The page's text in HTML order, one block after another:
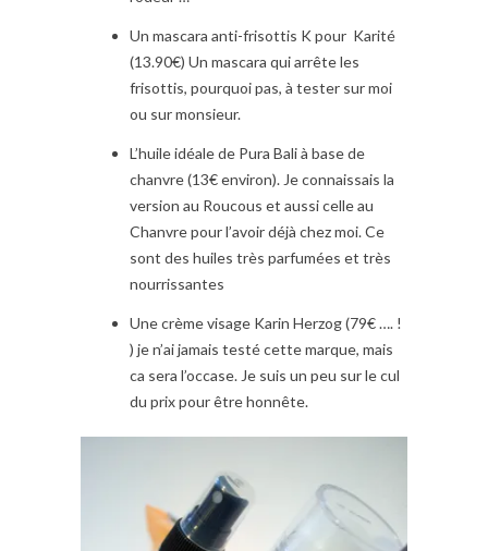
Un mascara anti-frisottis K pour Karité
(13.90€) Un mascara qui arrête les
frisottis, pourquoi pas, à tester sur moi
ou sur monsieur.
L’huile idéale de Pura Bali à base de
chanvre (13€ environ). Je connaissais la
version au Roucous et aussi celle au
Chanvre pour l’avoir déjà chez moi. Ce
sont des huiles très parfumées et très
nourrissantes
Une crème visage Karin Herzog (79€ …. !
) je n’ai jamais testé cette marque, mais
ca sera l’occase. Je suis un peu sur le cul
du prix pour être honnête.